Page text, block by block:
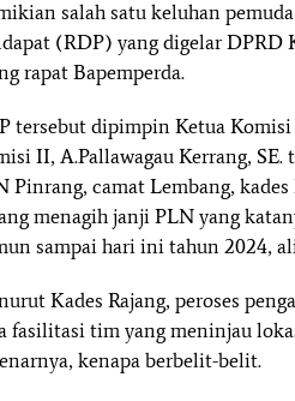
salah satu keluhan
(RDP) yang digelar
rapat Bapemperda.
tersebut dipimpin Ketua
II, A.Pallawagau Kerrang,
Pinrang, camat Lembang, kades
menagih janji PLN yang
sampai hari ini tahun 2024,
Kades Rajang, peroses
fasilitasi tim yang meninjau
kenapa berbelit-belit.